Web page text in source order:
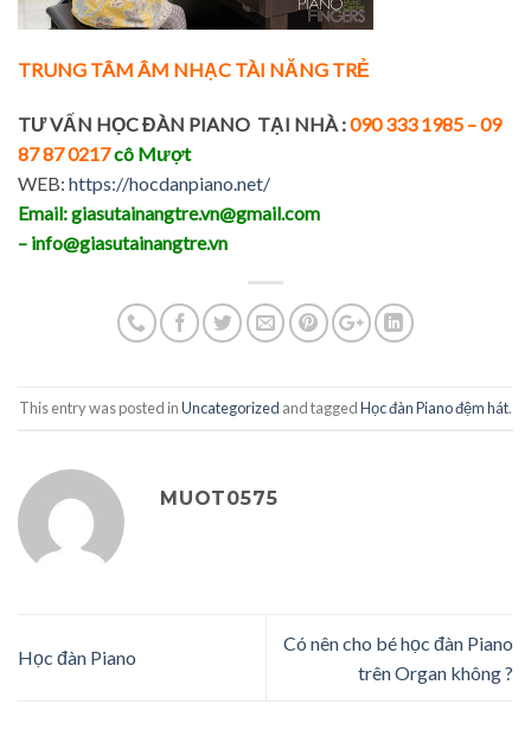
TRUNG TÂM ÂM NHẠC TÀI NĂNG TRẺ
TƯ VẤN HỌC ĐÀN PIANO TẠI NHÀ :090 333 1985 – 09
87 87 0217cô Mượt
WEB: https://hocdanpiano.net/
Email: giasutainangtre.vn@gmail.com
– info@giasutainangtre.vn
This entry was posted inUncategorized and taggedHọc đàn Piano đệm hát.
MUOT0575
Học đàn Piano
Có nên cho bé học đàn Piano
trên Organ không ?